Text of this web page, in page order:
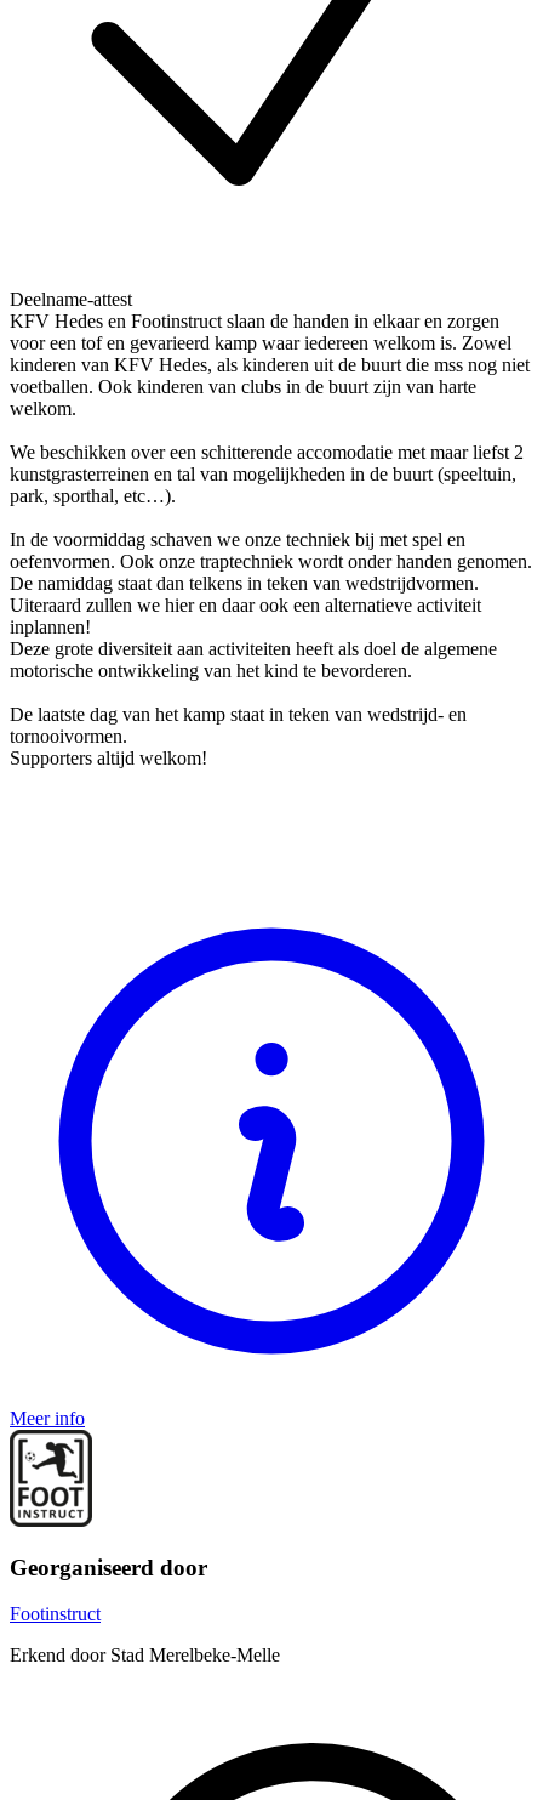
Deelname-attest
KFV Hedes en Footinstruct slaan de handen in elkaar en zorgen
voor een tof en gevarieerd kamp waar iedereen welkom is. Zowel
kinderen van KFV Hedes, als kinderen uit de buurt die mss nog niet
voetballen. Ook kinderen van clubs in de buurt zijn van harte
welkom.
We beschikken over een schitterende accomodatie met maar liefst 2
kunstgrasterreinen en tal van mogelijkheden in de buurt (speeltuin,
park, sporthal, etc…).
In de voormiddag schaven we onze techniek bij met spel en
oefenvormen. Ook onze traptechniek wordt onder handen genomen.
De namiddag staat dan telkens in teken van wedstrijdvormen.
Uiteraard zullen we hier en daar ook een alternatieve activiteit
inplannen!
Deze grote diversiteit aan activiteiten heeft als doel de algemene
motorische ontwikkeling van het kind te bevorderen.
De laatste dag van het kamp staat in teken van wedstrijd- en
tornooivormen.
Supporters altijd welkom!
Meer info
Georganiseerd door
Footinstruct
Erkend door Stad Merelbeke-Melle